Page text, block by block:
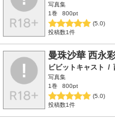
写真集
1巻
800pt
(5.0)
投稿数1件
曼珠沙華 西永
ビビットキャスト /
写真集
1巻
800pt
(5.0)
投稿数1件